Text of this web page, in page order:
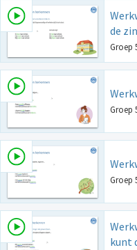
de zin
Groep
Groep
Groep
kunt